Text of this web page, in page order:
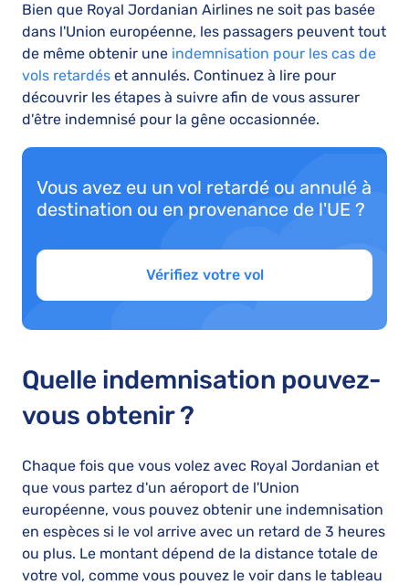
Bien que Royal Jordanian Airlines ne soit pas basée
dans l'Union européenne, les passagers peuvent tout
de même obtenir une indemnisation pour les cas de
vols retardés et annulés. Continuez à lire pour
découvrir les étapes à suivre afin de vous assurer
d'être indemnisé pour la gêne occasionnée.
Vous avez eu un vol retardé ou annulé à
destination ou en provenance de l'UE ?
Vérifiez votre vol
Quelle indemnisation pouvez-
vous obtenir ?
Chaque fois que vous volez avec Royal Jordanian et
que vous partez d'un aéroport de l'Union
européenne, vous pouvez obtenir une indemnisation
en espèces si le vol arrive avec un retard de 3 heures
ou plus. Le montant dépend de la distance totale de
votre vol, comme vous pouvez le voir dans le tableau